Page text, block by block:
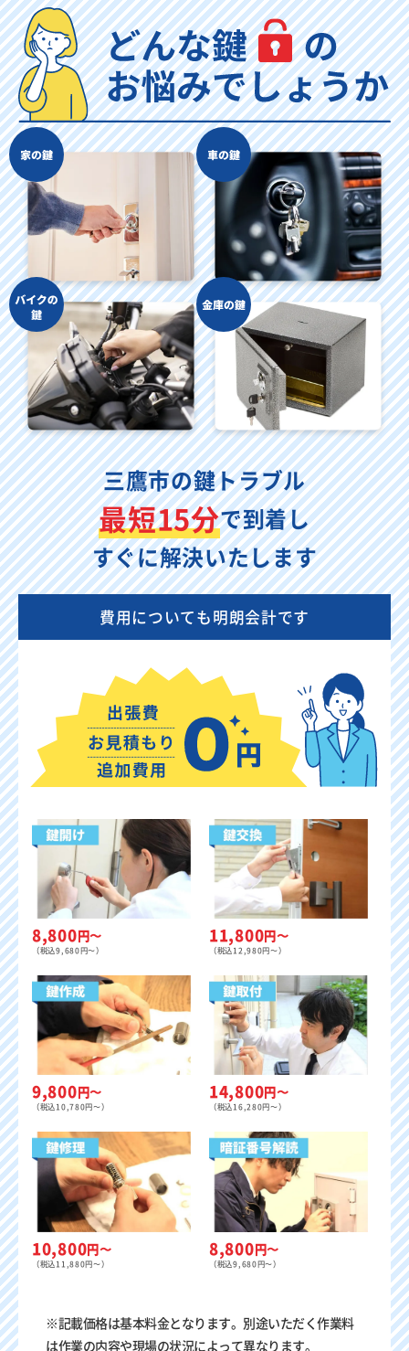
三鷹市の鍵トラブル
最短15分で到着し
すぐに解決いたします
費用についても明朗会計です
8,800円〜
（税込9,680円〜）
11,800円〜
（税込12,980円〜）
9,800円〜
（税込10,780円〜）
14,800円〜
（税込16,280円〜）
10,800円〜
（税込11,880円〜）
8,800円〜
（税込9,680円〜）
※記載価格は基本料金となります。別途いただく作業料
は作業の内容や現場の状況によって異なります。